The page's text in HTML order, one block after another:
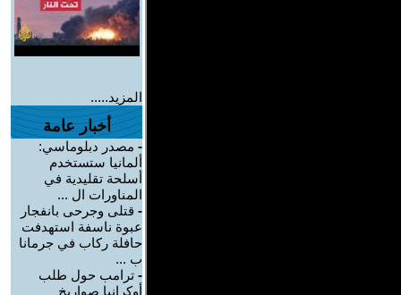
المزيد.....
أخبار عامة
- مصدر دبلوماسي:
ألمانيا ستستخدم
أسلحة تقليدية في
المناورات ال ...
- قتلى وجرحى بانفجار
عبوة ناسفة استهدفت
حافلة ركاب في جرمانا
ب ...
- ترامب حول طلب
أوكرانيا صواريخ